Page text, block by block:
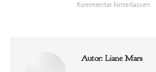
Kommentar hinterlassen
Autor: Liane Mars